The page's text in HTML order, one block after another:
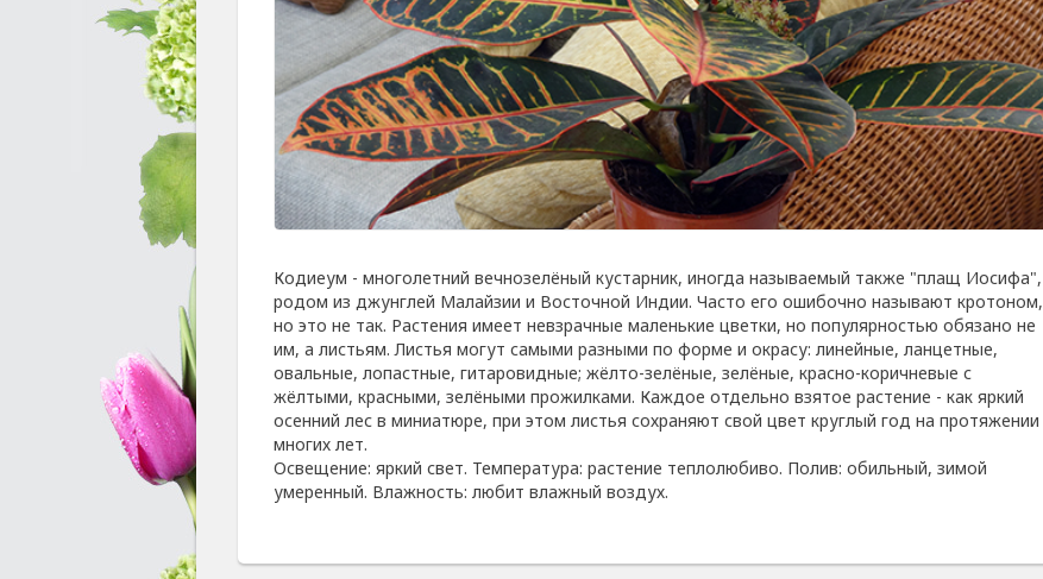
Кодиеум - многолетний вечнозелёный кустарник, иногда называемый также "плащ Иосифа",
родом из джунглей Малайзии и Восточной Индии. Часто его ошибочно называют кротоном,
но это не так. Растения имеет невзрачные маленькие цветки, но популярностью обязано не
им, а листьям. Листья могут самыми разными по форме и окрасу: линейные, ланцетные,
овальные, лопастные, гитаровидные; жёлто-зелёные, зелёные, красно-коричневые с
жёлтыми, красными, зелёными прожилками. Каждое отдельно взятое растение - как яркий
осенний лес в миниатюре, при этом листья сохраняют свой цвет круглый год на протяжении
многих лет.
Освещение: яркий свет. Температура: растение теплолюбиво. Полив: обильный, зимой
умеренный. Влажность: любит влажный воздух.